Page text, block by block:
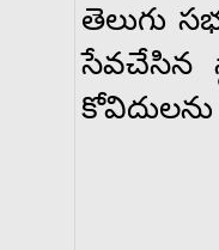
తెలుగు
సేవచేసిన